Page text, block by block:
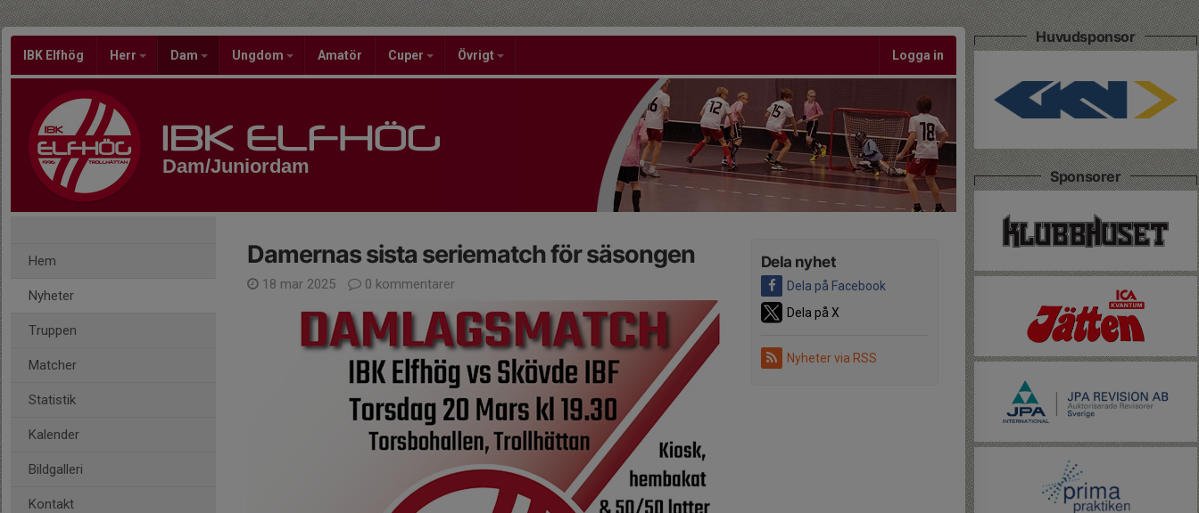
IBK Elfhög Herr Dam Ungdom Amatör Cuper Övrigt Logga in
Dam/Juniordam
Hem
Nyheter
Truppen
Matcher
Statistik
Kalender
Bildgalleri
Kontakt
Dela nyhet
Dela på Facebook
Dela på X
Nyheter via RSS
Damernas sista seriematch för säsongen
18 mar 2025 0 kommentarer
Huvudsponsor
Sponsorer